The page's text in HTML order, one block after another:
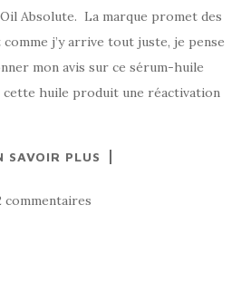
Absolute. La marque promet des
j’y arrive tout juste, je pense
mon avis sur ce sérum-huile
cette huile produit une réactivation
SAVOIR PLUS
commentaires